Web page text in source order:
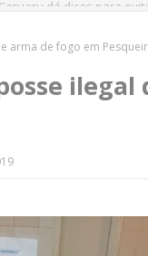
arma de fogo em
ilegal